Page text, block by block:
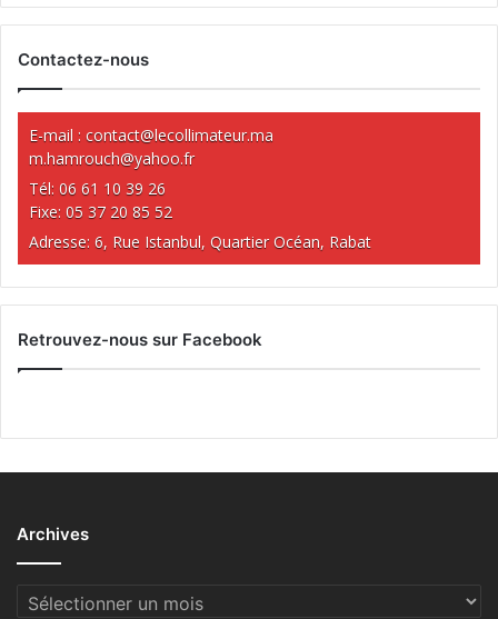
Contactez-nous
E-mail : contact@lecollimateur.ma
m.hamrouch@yahoo.fr
Tél: 06 61 10 39 26
Fixe: 05 37 20 85 52
Adresse: 6, Rue Istanbul, Quartier Océan, Rabat
Retrouvez-nous sur Facebook
Archives
Archives